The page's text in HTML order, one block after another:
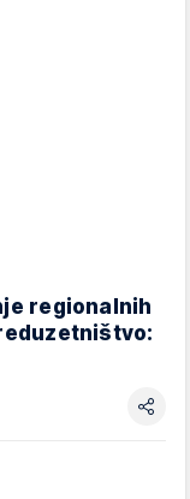
regionalnih